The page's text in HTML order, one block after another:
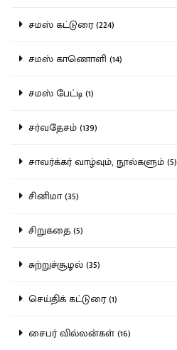
சமஸ் கட்டுரை (224)
சமஸ் காணொளி (14)
சமஸ் பேட்டி (1)
சர்வதேசம் (139)
சாவர்க்கர் வாழ்வும், நூல்களும் (5)
சினிமா (35)
சிறுகதை (5)
சுற்றுச்சூழல் (35)
செய்திக் கட்டுரை (1)
சைபர் வில்லன்கள் (16)